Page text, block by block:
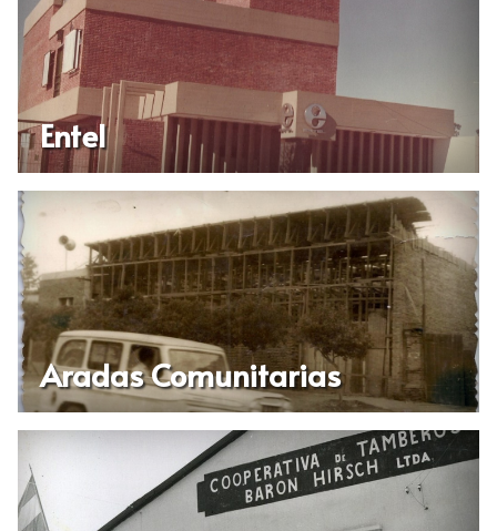
Entel
Aradas Comunitarias